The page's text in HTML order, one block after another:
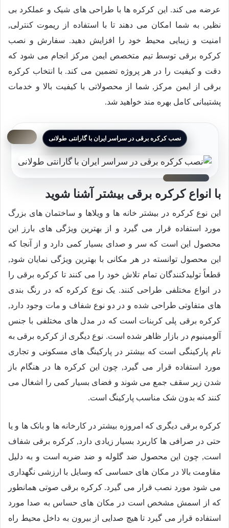
عرضه می کند. این کرکره ها با طراحی های شیک و عملکرد بی
نظیر, به شما امکان می دهند تا با استفاده از ریموت کنترلی,
امنیت و زیبایی محیط خود را افزایش دهید. سفارش و نصب
کرکره برقی توسط تیم متخصص ایمن مرکز انجام می شود که
دقت و کیفیت را در هر پروژه تضمین می کند. با انتخاب کرکره
برقی از ایمن مرکز, شما از محصولاتی با کیفیت بالا و خدمات
پشتیبانی کامل بهره مند خواهید شد.
نصب کرکره برقی در سراسر ایران با گارانتی طولانی
با انواع کرکره برقی بیشتر آشنا شوید
این نوع کرکره در بیشتر خانه ها و ویلاها و ساختمان های بزرگ
مورد استفاده قرار می گیرد و از بهترین ویژگی های بارز این
محصول این است که سر و صدای بسیار کمی دارد و از آنجا که
این محصول توانسته در هر مکانی با بهترین ویژگی نمایان شود,
قطعاً تولیدکنندگان تمام تلاش خود را می کنند تا کرکره برقی را
در انواع مختلفی طراحی کنند. یک نوع کرکره که در رنگ بندی
های متفاوتی طراحی شده و در دو نوع شفاف و مات وجود دارد,
کرکره برقی پلی کربنات است که در مدل های مختلفی با جنس
آلومینیوم در بازار ظاهر شده است. نوع دیگری از کرکره برقی به
نام پارکینگی است که بیشتر در پارکینگ های مسکونی و تجاری
مورد استفاده قرار می گیرد, چون این کرکره ها در هنگام باز
شدن زیر سقف جمع می شوند و فضای بسیار کمی را اشغال می
کنند که بدون شک مناسب پارکینگ است.
کرکره برقی دیگری که امروزه بیشتر در کارخانه ها و بانک ها و یا
حتی در صرافی ها کاربرد بسیار زیادی دارد, کرکره برقی شفاف
است, چون این محصول ضد گلوله و ضد ضربه است و به دلیل
مقاومت بالا در مکان های حساسی که وسایل با ارزشی نگهداری
می شود مورد نصب قرار می گیرد. کرکره برقی صوتی همانطور
که از اسمش مشخص است در مکان های حساس به صدا مورد
استفاده قرار می گیرد تا هیچ صدایی از بیرون به داخل محیط راه